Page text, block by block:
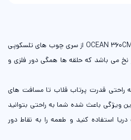
چوب 7 تکه طرح شاخ و برگ OCEAN 360CM از سری چوب های تلسکوپی
6 حلقه عبور نخ می باشد که حلقه ها همگی دور فلزی و
3.60 متر و به راحتی قدرت پرتاب قلاب تا مسافت های
ویژگی باعث شده شما به راحتی بتوانید
استفاده کنید و طعمه را به نقاط دور